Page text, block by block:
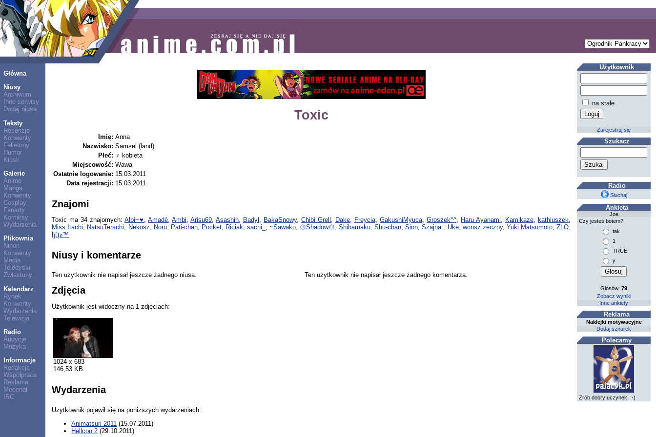
Główna
Niusy
Archiwum
Inne serwisy
Dodaj niusa
Teksty
Recenzje
Konwenty
Felietony
Humor
Kiosk
Galerie
Anime
Manga
Konwenty
Cosplay
Fanarty
Komiksy
Wydarzenia
Plikownia
Nihon
Konwenty
Media
Teledyski
Zwiastuny
Kalendarz
Rynek
Konwenty
Wydarzenia
Telewizja
Radio
Audycje
Muzyka
Informacje
Redakcja
Współpraca
Reklama
Mecenat
IRC
Toxic
Imię: Anna
Nazwisko: Samsel (land)
Płeć: ♀ kobieta
Miejscowość: Wawa
Ostatnie logowanie: 15.03.2011
Data rejestracji: 15.03.2011
Znajomi
Toxic ma 34 znajomych:Albi~♥ ,Amadé,Ambi,Arisu69,Asashin, Badyl , BakaSnowy,Chibi Grell , Dake, Freycia, GakushiMyuca, Groszek^^, Haru Ayanami, Kamikaze, kathiuszek,
Miss Itachi, NatsuTerachi, Nekosz, Noru, Pati-chan, Pocket, Riciak, sachi_ ,~Sawako,۞Shadow۞,Shibamaku,Shu-chan,Sion,Szajna., Uke, wonsz żeczny, Yuki Matsumoto, ZLO,
ђ𝕀ţ𝔬™
Niusy i komentarze
Ten użytkownik nie napisał jeszcze żadnego niusa. Ten użytkownik nie napisał jeszcze żadnego komentarza.
Zdjęcia
Użytkownik jest widoczny na 1 zdjęciach:
1024 x 683
146,53 KB
Wydarzenia
Użytkownik pojawił się na poniższych wydarzeniach:
Animatsuri 2011 (15.07.2011)
Hellcon 2 (29.10.2011)
Użytkownik
na stałe
Zarejestruj się
Szukacz
Radio
Słuchaj
Ankieta
Joe
Czy jesteś botem?
tak
1
TRUE
y
Głosów:79
Zobacz wyniki
Inne ankiety
Reklama
Naklejki motywacyjne
Dodaj sznurek
Polecamy
Zrób dobry uczynek. :-)